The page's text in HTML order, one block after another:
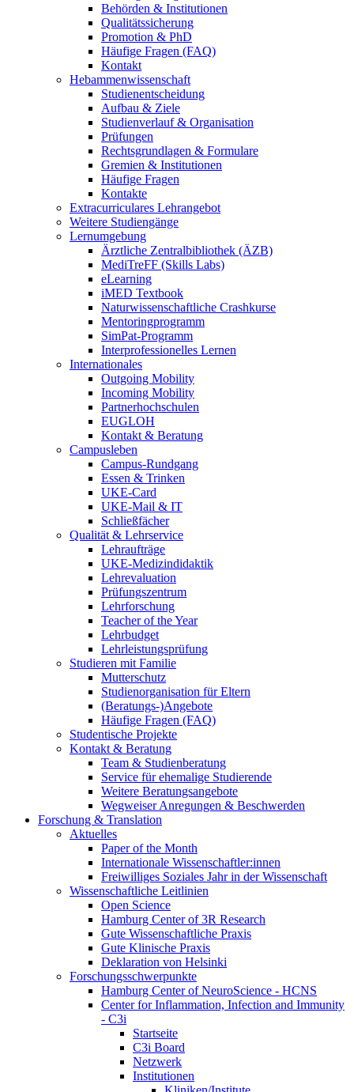
Behörden & Institutionen
Qualitätssicherung
Promotion & PhD
Häufige Fragen (FAQ)
Kontakt
Hebammenwissenschaft
Studienentscheidung
Aufbau & Ziele
Studienverlauf & Organisation
Prüfungen
Rechtsgrundlagen & Formulare
Gremien & Institutionen
Häufige Fragen
Kontakte
Extracurriculares Lehrangebot
Weitere Studiengänge
Lernumgebung
Ärztliche Zentralbibliothek (ÄZB)
MediTreFF (Skills Labs)
eLearning
iMED Textbook
Naturwissenschaftliche Crashkurse
Mentoringprogramm
SimPat-Programm
Interprofessionelles Lernen
Internationales
Outgoing Mobility
Incoming Mobility
Partnerhochschulen
EUGLOH
Kontakt & Beratung
Campusleben
Campus-Rundgang
Essen & Trinken
UKE-Card
UKE-Mail & IT
Schließfächer
Qualität & Lehrservice
Lehraufträge
UKE-Medizindidaktik
Lehrevaluation
Prüfungszentrum
Lehrforschung
Teacher of the Year
Lehrbudget
Lehrleistungsprüfung
Studieren mit Familie
Mutterschutz
Studienorganisation für Eltern
(Beratungs-)Angebote
Häufige Fragen (FAQ)
Studentische Projekte
Kontakt & Beratung
Team & Studienberatung
Service für ehemalige Studierende
Weitere Beratungsangebote
Wegweiser Anregungen & Beschwerden
Forschung & Translation
Aktuelles
Paper of the Month
Internationale Wissenschaftler:innen
Freiwilliges Soziales Jahr in der Wissenschaft
Wissenschaftliche Leitlinien
Open Science
Hamburg Center of 3R Research
Gute Wissenschaftliche Praxis
Gute Klinische Praxis
Deklaration von Helsinki
Forschungsschwerpunkte
Hamburg Center of NeuroScience - HCNS
Center for Inflammation, Infection and Immunity
- C3i
Startseite
C3i Board
Netzwerk
Institutionen